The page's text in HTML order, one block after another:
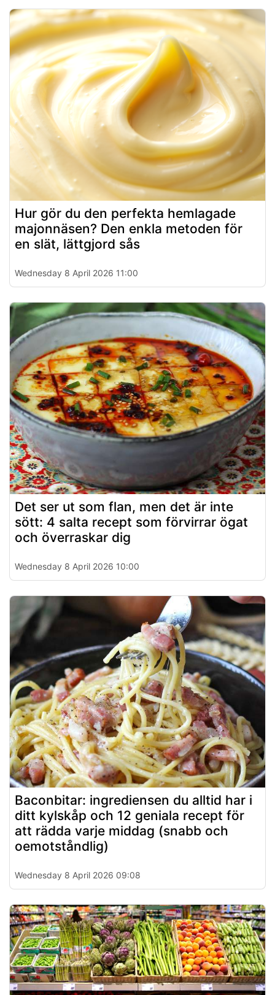
Hur gör du den perfekta hemlagade
majonnäsen? Den enkla metoden för
en slät, lättgjord sås
Wednesday 8 April 2026 11:00
Det ser ut som flan, men det är inte
sött: 4 salta recept som förvirrar ögat
och överraskar dig
Wednesday 8 April 2026 10:00
Baconbitar: ingrediensen du alltid har i
ditt kylskåp och 12 geniala recept för
att rädda varje middag (snabb och
oemotståndlig)
Wednesday 8 April 2026 09:08